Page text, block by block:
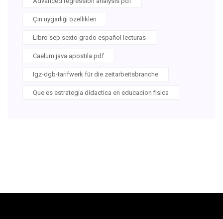
Çin uygarlığı özellikleri
Libro sep sexto grado español lecturas
Caelum java apostila pdf
Igz-dgb-tarifwerk für die zeitarbeitsbranche
Que es estrategia didactica en educacion fisica